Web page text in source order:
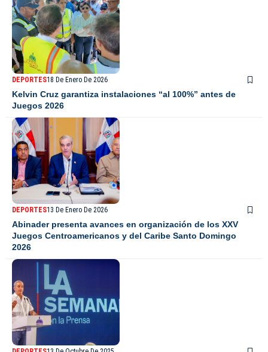
DEPORTES18 De Enero De 2026
Kelvin Cruz garantiza instalaciones “al 100%” antes de
Juegos 2026
DEPORTES13 De Enero De 2026
Abinader presenta avances en organización de los XXV
Juegos Centroamericanos y del Caribe Santo Domingo
2026